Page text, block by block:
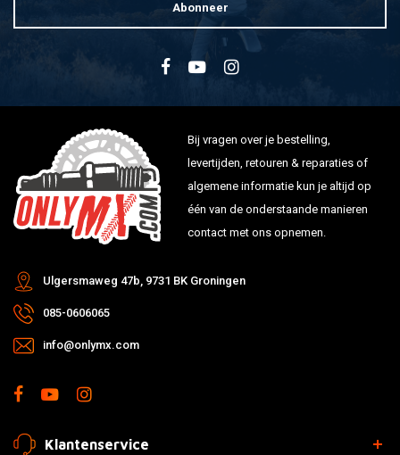
Abonneer
Bij vragen over je bestelling,
levertijden, retouren & reparaties of
algemene informatie kun je altijd op
één van de onderstaande manieren
contact met ons opnemen.
Ulgersmaweg 47b, 9731 BK Groningen
085-0606065
info@onlymx.com
Klantenservice